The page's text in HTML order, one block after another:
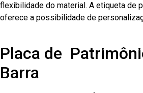
flexibilidade do material. A etiqueta de
oferece a possibilidade de
Placa de
Barra